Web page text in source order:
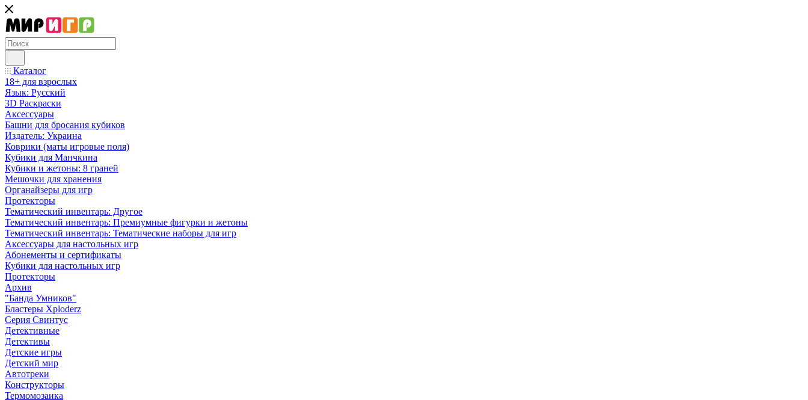
Каталог
18+ для взрослых
Язык: Русский
3D Раскраски
Аксессуары
Башни для бросания кубиков
Издатель: Украина
Коврики (маты игровые поля)
Кубики для Манчкина
Кубики и жетоны: 8 граней
Мешочки для хранения
Органайзеры для игр
Протекторы
Тематический инвентарь: Другое
Тематический инвентарь: Премиумные фигурки и жетоны
Тематический инвентарь: Тематические наборы для игр
Аксессуары для настольных игр
Абонементы и сертификаты
Кубики для настольных игр
Протекторы
Архив
"Банда Умников"
Бластеры Xploderz
Cерия Свинтус
Детективные
Детективы
Детские игры
Детский мир
Автотреки
Конструкторы
Термомозаика